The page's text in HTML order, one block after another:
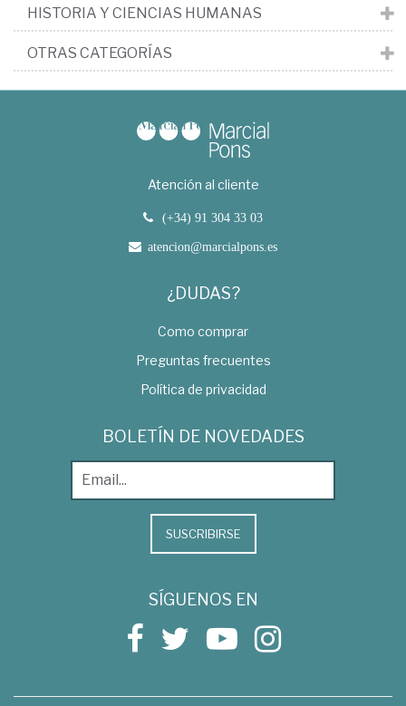
HISTORIA Y CIENCIAS HUMANAS
OTRAS CATEGORÍAS
Atención al cliente
(+34) 91 304 33 03
atencion@marcialpons.es
¿DUDAS?
Como comprar
Preguntas frecuentes
Política de privacidad
BOLETÍN DE NOVEDADES
SUSCRIBIRSE
SÍGUENOS EN